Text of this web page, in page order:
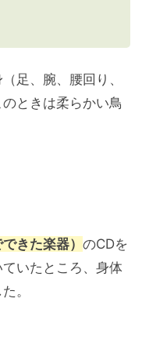
足、腕、腰回り、
ときは柔らかい鳥
きた楽器） のCDを
いたところ、身体
。